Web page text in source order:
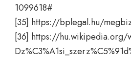
1099618#
[35] https://bplegal.hu/
[36] https://hu.wikipedia.org/